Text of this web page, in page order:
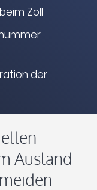
Zoll
der
Ausland